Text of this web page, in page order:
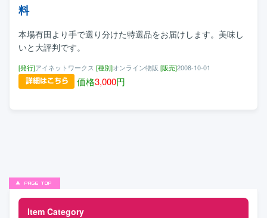
Item Category
料
本場有田より手で選り分けた特選品をお届けします。美味し
いと大評判です。
[発行]アイネットワークス [種別]オンライン物販 [販売]2008-10-01
価格3,000円